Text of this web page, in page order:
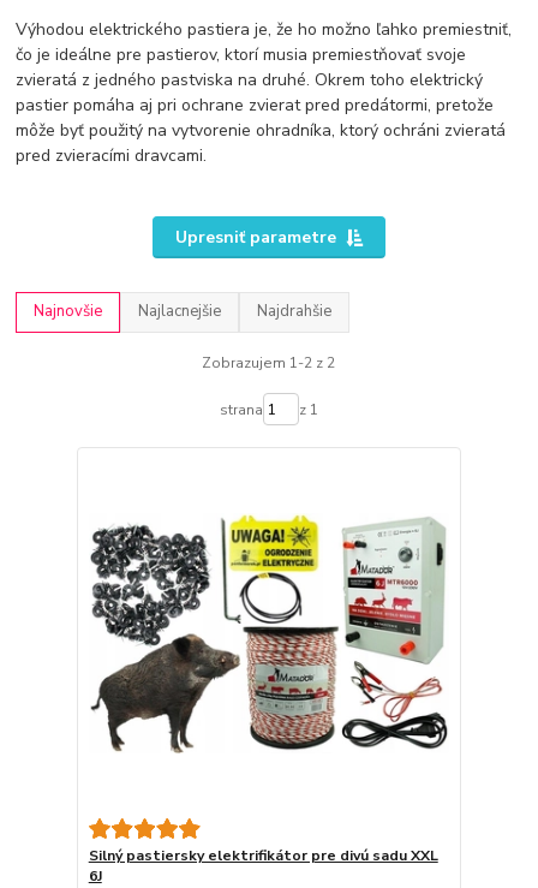
Výhodou elektrického pastiera je, že ho možno ľahko premiestniť,
čo je ideálne pre pastierov, ktorí musia premiestňovať svoje
zvieratá z jedného pastviska na druhé. Okrem toho elektrický
pastier pomáha aj pri ochrane zvierat pred predátormi, pretože
môže byť použitý na vytvorenie ohradníka, ktorý ochráni zvieratá
pred zvieracími dravcami.
Upresniť parametre
Najnovšie Najlacnejšie Najdrahšie
Zobrazujem 1-2 z 2
strana z 1
Silný pastiersky elektrifikátor pre divú sadu XXL
6J